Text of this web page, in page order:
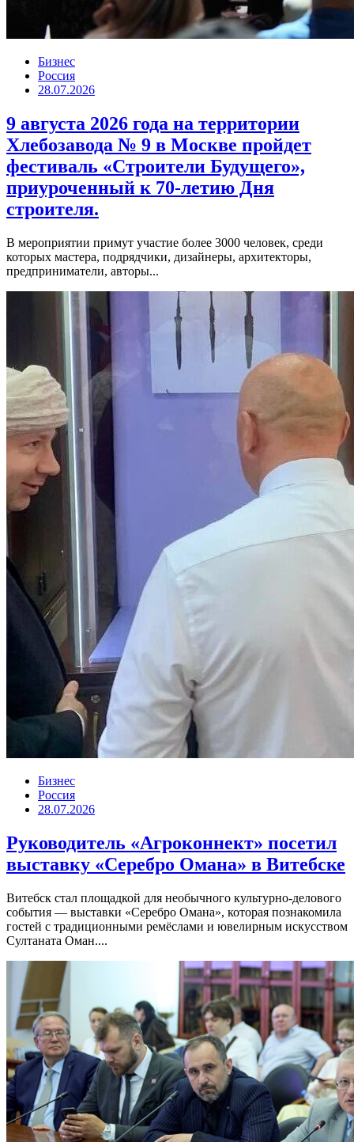
Бизнес
Россия
28.07.2026
9 августа 2026 года на территории
Хлебозавода № 9 в Москве пройдет
фестиваль «Строители Будущего»,
приуроченный к 70-летию Дня
строителя.
В мероприятии примут участие более 3000 человек, среди
которых мастера, подрядчики, дизайнеры, архитекторы,
предприниматели, авторы...
Бизнес
Россия
28.07.2026
Руководитель «Агроконнект» посетил
выставку «Серебро Омана» в Витебске
Витебск стал площадкой для необычного культурно-делового
события — выставки «Серебро Омана», которая познакомила
гостей с традиционными ремёслами и ювелирным искусством
Султаната Оман....